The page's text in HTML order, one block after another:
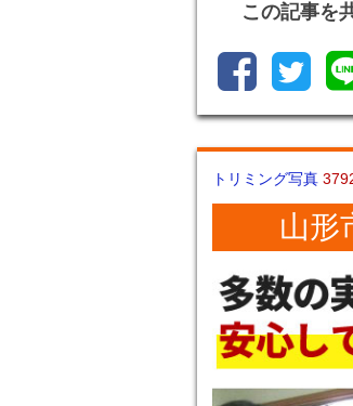
この記事を
トリミング写真
山形